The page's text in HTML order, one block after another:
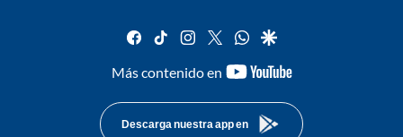
facebook
tiktok instagram
twitterwhatsapp
google
Más contenido en
youtube-
Descarga nuestra app en